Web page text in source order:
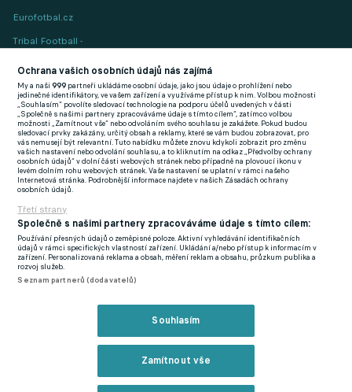
Eurofotbal.cz
Tribal Football -
(EN)
FlashFutbal (SK)
Tenisportal.cz
Tenisové zprávy
na Livesportu
Podmínky užití
Zásady ochrany osobních údajů
GDPR a žurnalistika
Ochrana vašich osobních údajů nás zajímá
My a naši999 partneři ukládáme osobní údaje, jako jsou údaje o prohlížení nebo
jedinečné identifikátory, ve vašem zařízení a využíváme přístup k nim. Volbou možnosti
„Souhlasím“ povolíte sledovací technologie na podporu účelů uvedených v části
„Společně s našimi partnery zpracováváme údaje s tímto cílem“, zatímco volbou
možnosti „Zamítnout vše“ nebo odvoláním svého souhlasu je zakážete. Pokud budou
sledovací prvky zakázány, určitý obsah a reklamy, které se vám budou zobrazovat, pro
vás nemusejí být relevantní. Tuto nabídku můžete znovu kdykoli zobrazit pro změnu
vašich nastavení nebo odvolání souhlasu, a to kliknutím na odkaz „Předvolby ochrany
osobních údajů“ v dolní části webových stránek nebo případně na plovoucí ikonu v
levém dolním rohu webových stránek. Vaše nastavení se uplatní v rámci našeho
Internetová stránka. Podrobnější informace najdete v našich Zásadách ochrany
osobních údajů.
Třetí strany
Společně s našimi partnery zpracováváme údaje s tímto cílem:
Používání přesných údajů o zeměpisné poloze. Aktivní vyhledávání identifikačních
údajů v rámci specifických vlastností zařízení. Ukládání a/nebo přístup k informacím v
zařízení. Personalizovaná reklama a obsah, měření reklam a obsahu, průzkum publika a
rozvoj služeb.
Seznam partnerů (dodavatelů)
Souhlasím
Zamítnout vše